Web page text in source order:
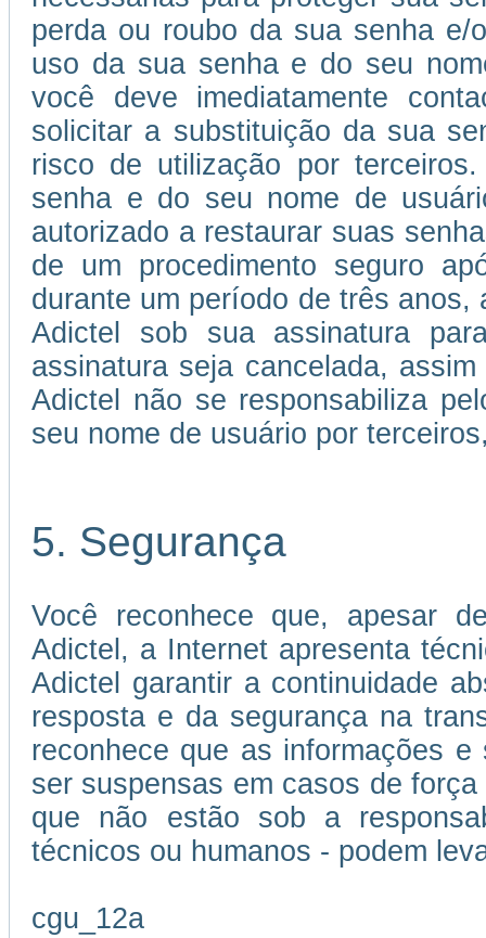
perda ou roubo da sua senha
uso da sua senha e do seu
você deve imediatamente
solicitar a substituição da sua
risco de utilização por
senha e do seu nome de
autorizado a restaurar suas
de um procedimento seguro
durante um período de três
Adictel sob sua assinatura
assinatura seja cancelada,
Adictel não se responsabiliza
seu nome de usuário por
5. Segurança
Você reconhece que, apesar
Adictel, a Internet apresenta
Adictel garantir a continuidade
resposta e da segurança na
reconhece que as informações
ser suspensas em casos de
que não estão sob a
técnicos ou humanos - podem
cgu_12a